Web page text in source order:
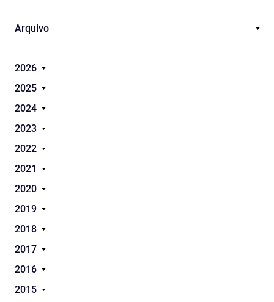
Arquivo
2026
2025
2024
2023
2022
2021
2020
2019
2018
2017
2016
2015